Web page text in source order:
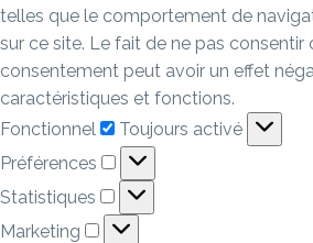
telles que le comportement de
sur ce site. Le fait de ne pas consentir
consentement peut avoir un effet
caractéristiques et fonctions.
Fonctionnel
Toujours activé
Préférences
Statistiques
Marketing